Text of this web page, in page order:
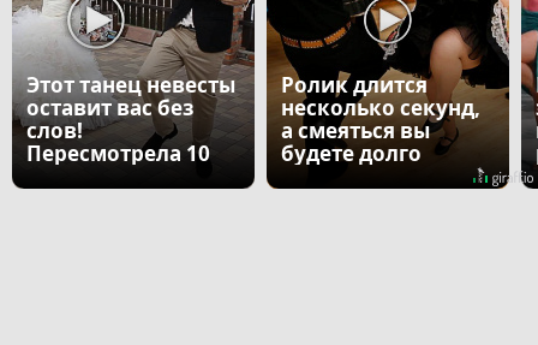
Этот танец невесты
оставит вас без
слов!
Пересмотрела 10
Ролик длится
несколько секунд,
а смеяться вы
будете долго